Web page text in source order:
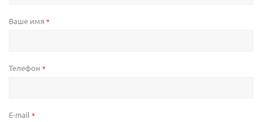
Ваше имя *
Телефон *
E-mail *